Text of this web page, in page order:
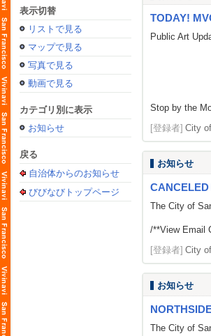
表示切替
リストで見る
マップで見る
写真で見る
動画で見る
カテゴリ別に表示
お知らせ
戻る
自治体からのお知らせ
びびなびトップページ
TODAY!
Public Art
Stop by the
[登録者] City
お知らせ
The City of
/**View Email
[登録者] City
お知らせ
The City of